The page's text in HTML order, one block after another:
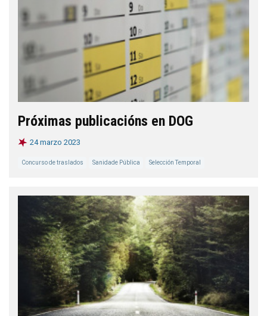
Próximas publicacións en DOG
24 marzo 2023
Concurso de traslados Sanidade Pública Selección Temporal